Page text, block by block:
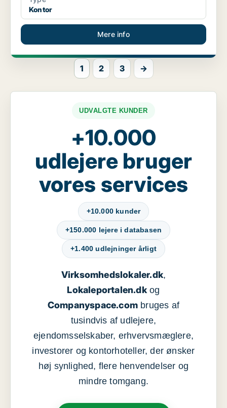
Kontor
Mere info
1 2 3 →
UDVALGTE KUNDER
+10.000
udlejere bruger
vores services
+10.000 kunder
+150.000 lejere i databasen
+1.400 udlejninger årligt
Virksomhedslokaler.dk,
Lokaleportalen.dkog
Companyspace.com bruges af
tusindvis af udlejere,
ejendomsselskaber, erhvervsmæglere,
investorer og kontorhoteller, der ønsker
høj synlighed, flere henvendelser og
mindre tomgang.